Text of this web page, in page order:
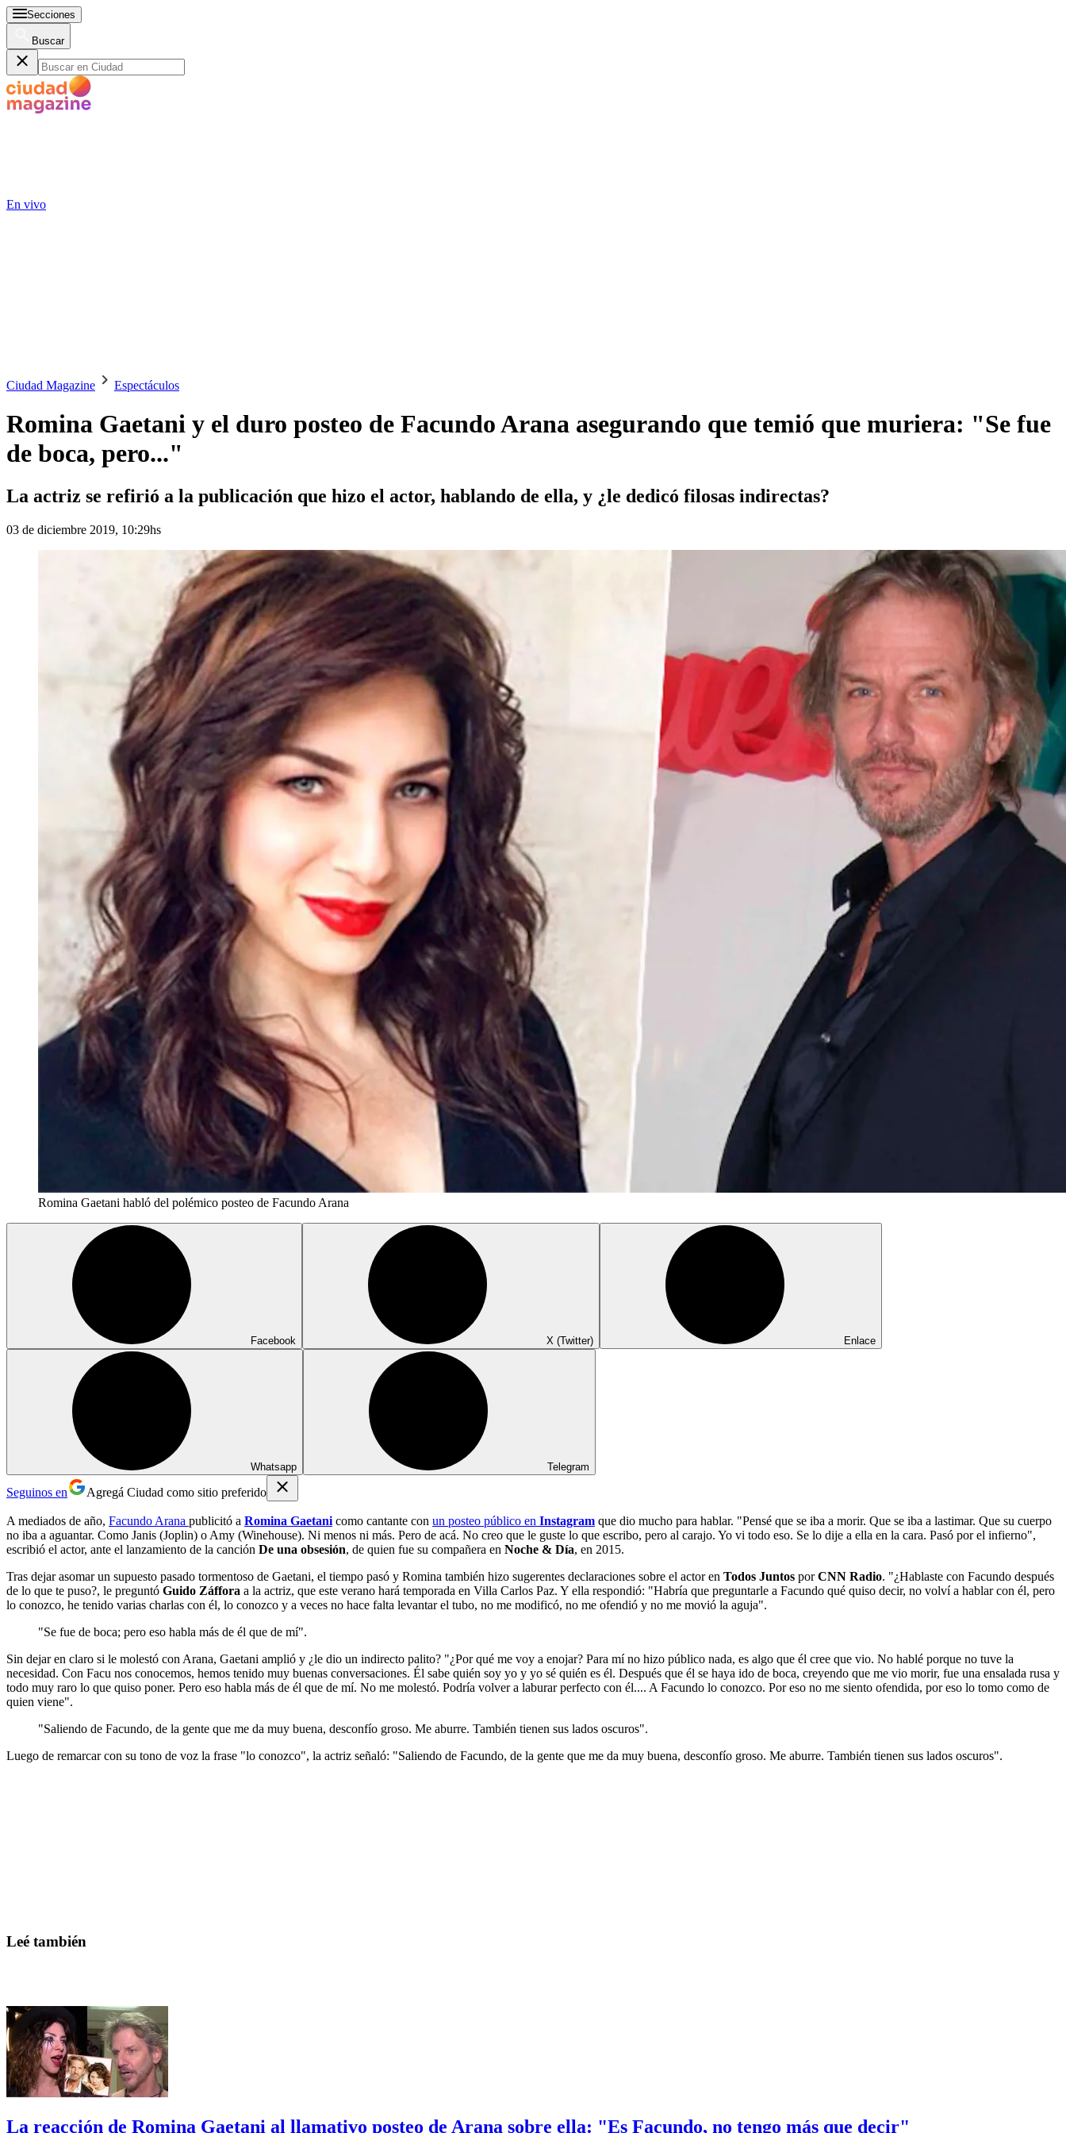
Secciones
Buscar
En vivo
Ciudad Magazine Espectáculos
Romina Gaetani y el duro posteo de Facundo Arana asegurando que temió que muriera: "Se fue
de boca, pero..."
La actriz se refirió a la publicación que hizo el actor, hablando de ella, y ¿le dedicó filosas indirectas?
03 de diciembre 2019, 10:29hs
Romina Gaetani habló del polémico posteo de Facundo Arana
Facebook X (Twitter) Enlace
Whatsapp Telegram
Seguinos en Agregá Ciudad como sitio preferido
A mediados de año, Facundo Arana publicitó a Romina Gaetani como cantante con un posteo público en Instagram que dio mucho para hablar. "Pensé que se iba a morir. Que se iba a lastimar. Que su cuerpo
no iba a aguantar. Como Janis (Joplin) o Amy (Winehouse). Ni menos ni más. Pero de acá. No creo que le guste lo que escribo, pero al carajo. Yo vi todo eso. Se lo dije a ella en la cara. Pasó por el infierno",
escribió el actor, ante el lanzamiento de la canción De una obsesión, de quien fue su compañera en Noche & Día, en 2015.
Tras dejar asomar un supuesto pasado tormentoso de Gaetani, el tiempo pasó y Romina también hizo sugerentes declaraciones sobre el actor en Todos Juntos porCNN Radio. "¿Hablaste con Facundo después
de lo que te puso?, le preguntó Guido Záffora a la actriz, que este verano hará temporada en Villa Carlos Paz. Y ella respondió: "Habría que preguntarle a Facundo qué quiso decir, no volví a hablar con él, pero
lo conozco, he tenido varias charlas con él, lo conozco y a veces no hace falta levantar el tubo, no me modificó, no me ofendió y no me movió la aguja".
"Se fue de boca; pero eso habla más de él que de mí".
Sin dejar en claro si le molestó con Arana, Gaetani amplió y ¿le dio un indirecto palito? "¿Por qué me voy a enojar? Para mí no hizo público nada, es algo que él cree que vio. No hablé porque no tuve la
necesidad. Con Facu nos conocemos, hemos tenido muy buenas conversaciones. Él sabe quién soy yo y yo sé quién es él. Después que él se haya ido de boca, creyendo que me vio morir, fue una ensalada rusa y
todo muy raro lo que quiso poner. Pero eso habla más de él que de mí. No me molestó. Podría volver a laburar perfecto con él.... A Facundo lo conozco. Por eso no me siento ofendida, por eso lo tomo como de
quien viene".
"Saliendo de Facundo, de la gente que me da muy buena, desconfío groso. Me aburre. También tienen sus lados oscuros".
Luego de remarcar con su tono de voz la frase "lo conozco", la actriz señaló: "Saliendo de Facundo, de la gente que me da muy buena, desconfío groso. Me aburre. También tienen sus lados oscuros".
Leé también
La reacción de Romina Gaetani al llamativo posteo de Arana sobre ella: "Es Facundo, no tengo más que decir"